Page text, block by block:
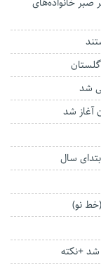
شد
آغاز شد
نو)